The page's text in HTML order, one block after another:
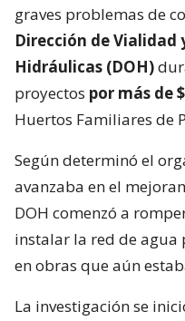
graves problemas de
Dirección de Vialidad
Hidráulicas (DOH)
proyectos por más de
Huertos Familiares de
Según determinó el
avanzaba en el
DOH comenzó a
instalar la red de agua
en obras que aún
La investigación se